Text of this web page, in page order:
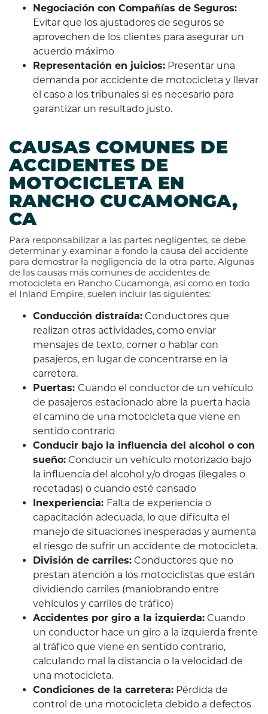
Negociación con Compañías de Seguros:
Evitar que los ajustadores de seguros se
aprovechen de los clientes para asegurar un
acuerdo máximo
Representación en juicios: Presentar una
demanda por accidente de motocicleta y llevar
el caso a los tribunales si es necesario para
garantizar un resultado justo.
CAUSAS COMUNES DE
ACCIDENTES DE
MOTOCICLETA EN
RANCHO CUCAMONGA,
CA
Para responsabilizar a las partes negligentes, se debe
determinar y examinar a fondo la causa del accidente
para demostrar la negligencia de la otra parte. Algunas
de las causas más comunes de accidentes de
motocicleta en Rancho Cucamonga, así como en todo
el Inland Empire, suelen incluir las siguientes:
Conducción distraída: Conductores que
realizan otras actividades, como enviar
mensajes de texto, comer o hablar con
pasajeros, en lugar de concentrarse en la
carretera.
Puertas: Cuando el conductor de un vehículo
de pasajeros estacionado abre la puerta hacia
el camino de una motocicleta que viene en
sentido contrario
Conducir bajo la influencia del alcohol o con
sueño: Conducir un vehículo motorizado bajo
la influencia del alcohol y/o drogas (ilegales o
recetadas) o cuando esté cansado
Inexperiencia: Falta de experiencia o
capacitación adecuada, lo que dificulta el
manejo de situaciones inesperadas y aumenta
el riesgo de sufrir un accidente de motocicleta.
División de carriles: Conductores que no
prestan atención a los motociclistas que están
dividiendo carriles (maniobrando entre
vehículos y carriles de tráfico)
Accidentes por giro a la izquierda: Cuando
un conductor hace un giro a la izquierda frente
al tráfico que viene en sentido contrario,
calculando mal la distancia o la velocidad de
una motocicleta.
Condiciones de la carretera: Pérdida de
control de una motocicleta debido a defectos